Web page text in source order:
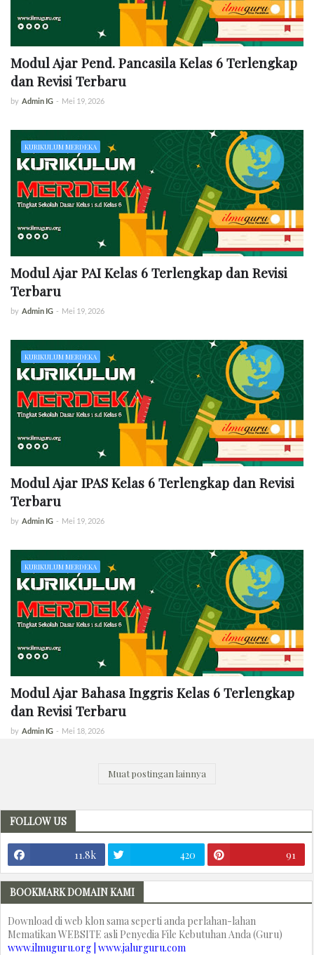
Modul Ajar Pend. Pancasila Kelas 6 Terlengkap
dan Revisi Terbaru
by Admin IG - Mei 19, 2026
KURIKULUM MERDEKA
Modul Ajar PAI Kelas 6 Terlengkap dan Revisi
Terbaru
by Admin IG - Mei 19, 2026
KURIKULUM MERDEKA
Modul Ajar IPAS Kelas 6 Terlengkap dan Revisi
Terbaru
by Admin IG - Mei 19, 2026
KURIKULUM MERDEKA
Modul Ajar Bahasa Inggris Kelas 6 Terlengkap
dan Revisi Terbaru
by Admin IG - Mei 18, 2026
Muat postingan lainnya
FOLLOW US
11.8k 420 91
BOOKMARK DOMAIN KAMI
Download di web klon sama seperti anda perlahan-lahan
Mematikan WEBSITE asli Penyedia File Kebutuhan Anda (Guru)
www.ilmuguru.org | www.jalurguru.com